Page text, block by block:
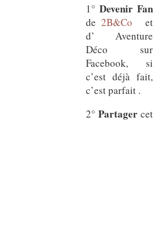
1° Devenir Fan
de 2B&Co et
d’ Aventure
Déco sur
Facebook, si
c’est déjà fait,
c’est parfait .
2° Partager cet